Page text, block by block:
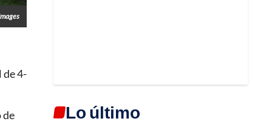
de 4-
de Lo último